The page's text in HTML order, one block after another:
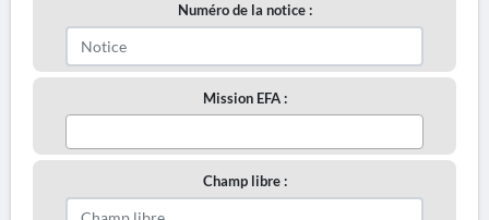
Numéro de la notice :
Mission EFA :
Champ libre :